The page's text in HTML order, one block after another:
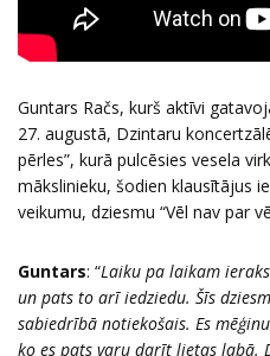
Guntars Račs, kurš aktīvi
27. augustā, Dzintaru
pērles”, kurā pulcēsies vesela
mākslinieku, šodien klausītājus
veikumu, dziesmu “Vēl nav par
Guntars: “Laiku pa laikam
un pats to arī iedziedu. Šīs
sabiedrībā notiekošais. Es
ko es pats varu darīt lietas labā.